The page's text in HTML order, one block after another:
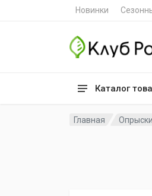
Новинки
Каталог
Главная